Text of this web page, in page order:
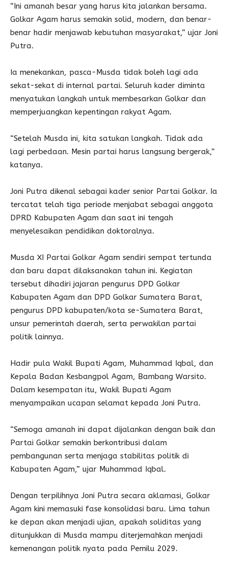
“Ini amanah besar yang harus kita jalankan bersama.
Golkar Agam harus semakin solid, modern, dan benar-
benar hadir menjawab kebutuhan masyarakat,” ujar Joni
Putra.
Ia menekankan, pasca-Musda tidak boleh lagi ada
sekat-sekat di internal partai. Seluruh kader diminta
menyatukan langkah untuk membesarkan Golkar dan
memperjuangkan kepentingan rakyat Agam.
“Setelah Musda ini, kita satukan langkah. Tidak ada
lagi perbedaan. Mesin partai harus langsung bergerak,”
katanya.
Joni Putra dikenal sebagai kader senior Partai Golkar. Ia
tercatat telah tiga periode menjabat sebagai anggota
DPRD Kabupaten Agam dan saat ini tengah
menyelesaikan pendidikan doktoralnya.
Musda XI Partai Golkar Agam sendiri sempat tertunda
dan baru dapat dilaksanakan tahun ini. Kegiatan
tersebut dihadiri jajaran pengurus DPD Golkar
Kabupaten Agam dan DPD Golkar Sumatera Barat,
pengurus DPD kabupaten/kota se-Sumatera Barat,
unsur pemerintah daerah, serta perwakilan partai
politik lainnya.
Hadir pula Wakil Bupati Agam, Muhammad Iqbal, dan
Kepala Badan Kesbangpol Agam, Bambang Warsito.
Dalam kesempatan itu, Wakil Bupati Agam
menyampaikan ucapan selamat kepada Joni Putra.
“Semoga amanah ini dapat dijalankan dengan baik dan
Partai Golkar semakin berkontribusi dalam
pembangunan serta menjaga stabilitas politik di
Kabupaten Agam,” ujar Muhammad Iqbal.
Dengan terpilihnya Joni Putra secara aklamasi, Golkar
Agam kini memasuki fase konsolidasi baru. Lima tahun
ke depan akan menjadi ujian, apakah soliditas yang
ditunjukkan di Musda mampu diterjemahkan menjadi
kemenangan politik nyata pada Pemilu 2029.